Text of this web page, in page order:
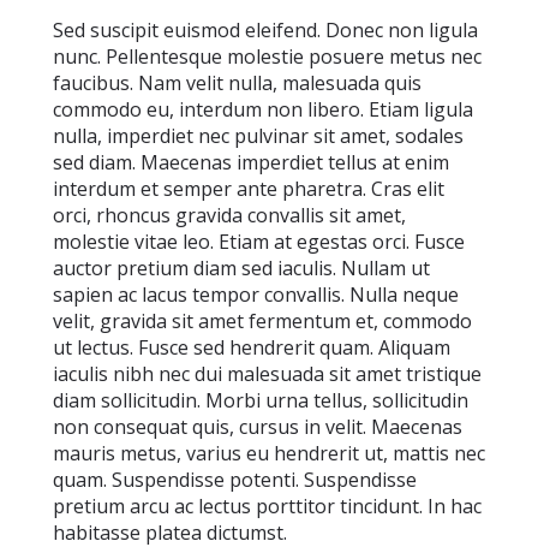
Sed suscipit euismod eleifend. Donec non ligula
nunc. Pellentesque molestie posuere metus nec
faucibus. Nam velit nulla, malesuada quis
commodo eu, interdum non libero. Etiam ligula
nulla, imperdiet nec pulvinar sit amet, sodales
sed diam. Maecenas imperdiet tellus at enim
interdum et semper ante pharetra. Cras elit
orci, rhoncus gravida convallis sit amet,
molestie vitae leo. Etiam at egestas orci. Fusce
auctor pretium diam sed iaculis. Nullam ut
sapien ac lacus tempor convallis. Nulla neque
velit, gravida sit amet fermentum et, commodo
ut lectus. Fusce sed hendrerit quam. Aliquam
iaculis nibh nec dui malesuada sit amet tristique
diam sollicitudin. Morbi urna tellus, sollicitudin
non consequat quis, cursus in velit. Maecenas
mauris metus, varius eu hendrerit ut, mattis nec
quam. Suspendisse potenti. Suspendisse
pretium arcu ac lectus porttitor tincidunt. In hac
habitasse platea dictumst.